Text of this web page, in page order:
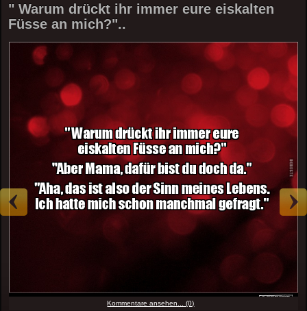
" Warum drückt ihr immer eure eiskalten
Füsse an mich?"..
Kommentare ansehen... (0)